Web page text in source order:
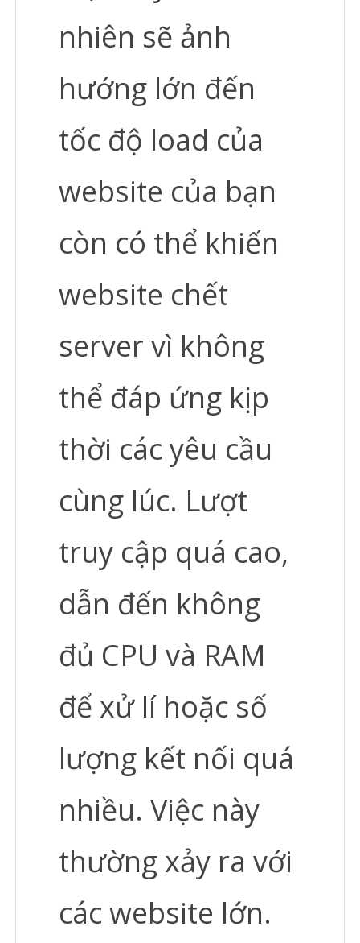
nhiên sẽ ảnh
hướng lớn đến
tốc độ load của
website của bạn
còn có thể khiến
website chết
server vì không
thể đáp ứng kịp
thời các yêu cầu
cùng lúc. Lượt
truy cập quá cao,
dẫn đến không
đủ CPU và RAM
để xử lí hoặc số
lượng kết nối quá
nhiều. Việc này
thường xảy ra với
các website lớn.